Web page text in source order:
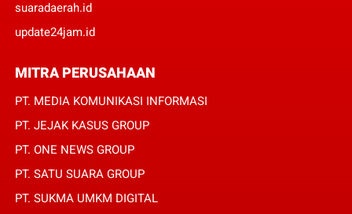
suaradaerah.id
update24jam.id
MITRA PERUSAHAAN
PT. MEDIA KOMUNIKASI INFORMASI
PT. JEJAK KASUS GROUP
PT. ONE NEWS GROUP
PT. SATU SUARA GROUP
PT. SUKMA UMKM DIGITAL